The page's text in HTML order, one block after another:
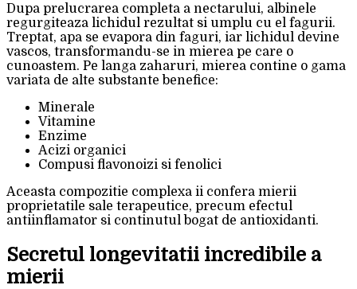
Dupa prelucrarea completa a nectarului, albinele
regurgiteaza lichidul rezultat si umplu cu el fagurii.
Treptat, apa se evapora din faguri, iar lichidul devine
vascos, transformandu-se in mierea pe care o
cunoastem. Pe langa zaharuri, mierea contine o gama
variata de alte substante benefice:
Minerale
Vitamine
Enzime
Acizi organici
Compusi flavonoizi si fenolici
Aceasta compozitie complexa ii confera mierii
proprietatile sale terapeutice, precum efectul
antiinflamator si continutul bogat de antioxidanti.
Secretul longevitatii incredibile a
mierii